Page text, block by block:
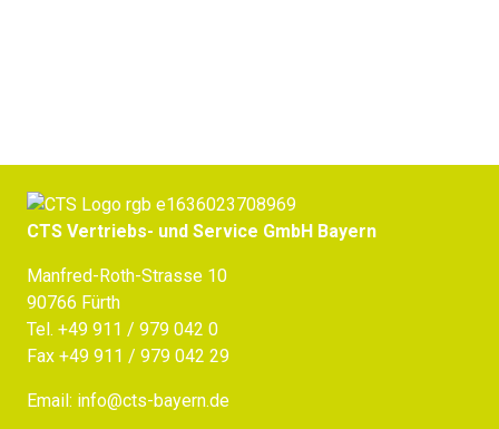
CTS Vertriebs- und Service GmbH Bayern
Manfred-Roth-Strasse 10
90766 Fürth
Tel. +49 911 / 979 042 0
Fax +49 911 / 979 042 29
Email: info@cts-bayern.de